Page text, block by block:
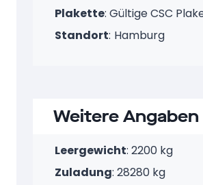
Plakette: Gültige CSC
Standort: Hamburg
Weitere Angaben
Leergewicht: 2200 kg
Zuladung: 28280 kg